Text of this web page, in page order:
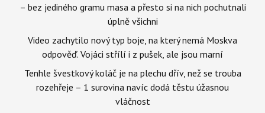
– bez jediného gramu masa a přesto si na nich pochutnali
úplně všichni
Video zachytilo nový typ boje, na který nemá Moskva
odpověď. Vojáci střílí i z pušek, ale jsou marní
Tenhle švestkový koláč je na plechu dřív, než se trouba
rozehřeje – 1 surovina navíc dodá těstu úžasnou
vláčnost